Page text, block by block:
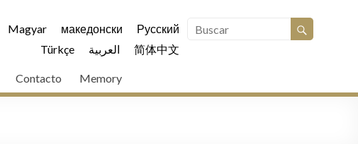
Magyar македонски
Русский
Türkçe
العربية 简体中文
Contacto Memory